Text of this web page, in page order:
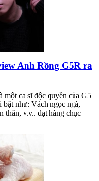
Anh Rồng G5R ra
ca sĩ độc quyền của G5
như: Vách ngọc ngà,
thân, v.v.. đạt hàng chục